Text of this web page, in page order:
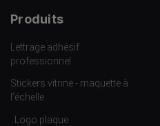
Produits
Lettrage adhésif
professionnel
Stickers vitrine - maquette à
l’échelle
Logo plaque